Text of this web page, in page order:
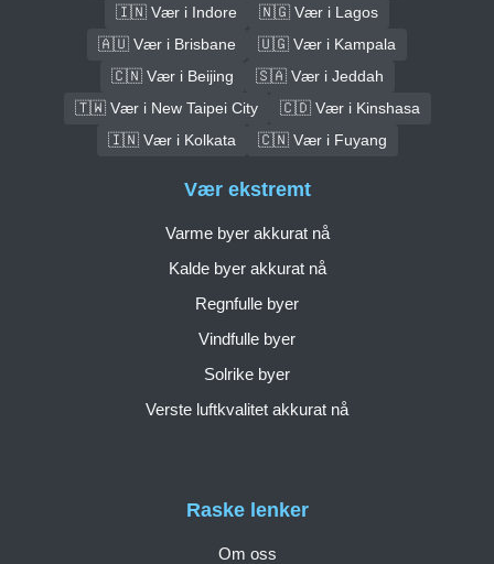
🇮🇳 Vær i Indore
🇳🇬 Vær i Lagos
🇦🇺 Vær i Brisbane
🇺🇬 Vær i Kampala
🇨🇳 Vær i Beijing
🇸🇦 Vær i Jeddah
🇹🇼 Vær i New Taipei City
🇨🇩 Vær i Kinshasa
🇮🇳 Vær i Kolkata
🇨🇳 Vær i Fuyang
Raske lenker
Om oss
Vær ekstremt
Varme byer akkurat nå
Kalde byer akkurat nå
Regnfulle byer
Vindfulle byer
Solrike byer
Verste luftkvalitet akkurat nå